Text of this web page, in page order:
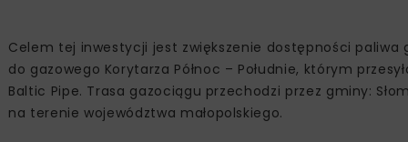
Celem tej inwestycji jest zwiększenie dostępności paliwa
do gazowego Korytarza Północ – Południe, którym
Baltic Pipe. Trasa gazociągu przechodzi przez gminy:
na terenie województwa małopolskiego.